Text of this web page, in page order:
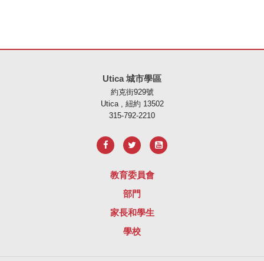
Utica 城市學區
約克街929號
Utica , 紐約 13502
315-792-2210
教育委員會
部門
家長和學生
學校